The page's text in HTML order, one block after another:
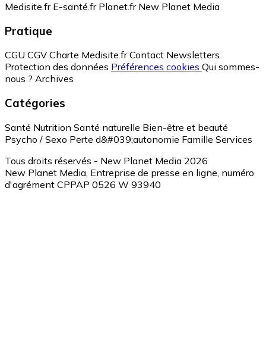
Medisite.fr E-santé.fr Planet.fr New Planet Media
Pratique
CGU CGV Charte Medisite.fr Contact Newsletters
Protection des données Préférences cookies Qui sommes-
nous ? Archives
Catégories
Santé Nutrition Santé naturelle Bien-être et beauté
Psycho / Sexo Perte d&#039;autonomie Famille Services
Tous droits réservés - New Planet Media 2026
New Planet Media, Entreprise de presse en ligne, numéro
d'agrément CPPAP 0526 W 93940